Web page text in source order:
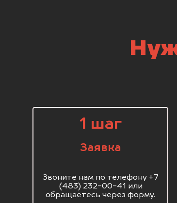
1 шаг
Заявка
Звоните нам по телефону +7
(483) 232-00-41 или
обращаетесь через форму.